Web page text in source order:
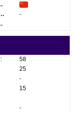
Bloemen:
-
58
25
-
15
-